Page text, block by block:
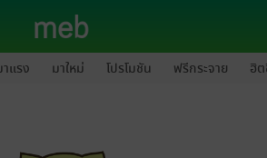
แรง มาใหม่ โปรโมชัน ฟรีกระจาย ฮิ